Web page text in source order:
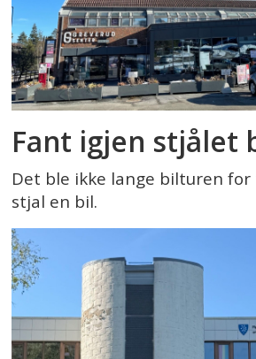
Fant igjen stjålet
Det ble ikke lange bilturen
stjal en bil.